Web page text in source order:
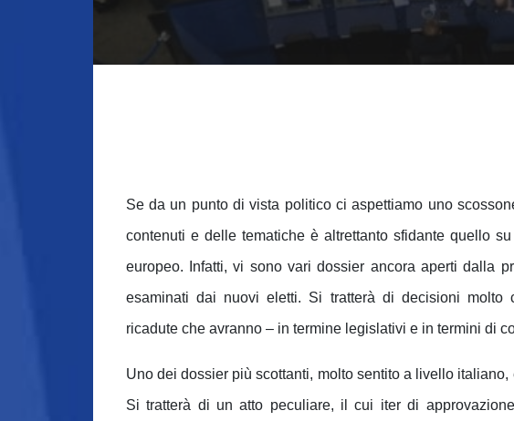
Se da un punto di vista politico ci aspettiamo uno
contenuti e delle tematiche è altrettanto sfidante quello
europeo. Infatti, vi sono vari dossier ancora aperti dalla
esaminati dai nuovi eletti. Si tratterà di decisioni molto
ricadute che avranno – in termine legislativi e in termini di
Uno dei dossier più scottanti, molto sentito a livello
Si tratterà di un atto peculiare, il cui iter di